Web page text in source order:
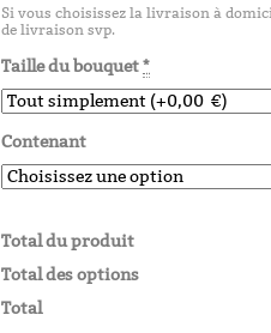
Si vous choisissez la livraison à
de livraison svp.
Taille du bouquet*
Contenant
Total du produit
Total des options
Total